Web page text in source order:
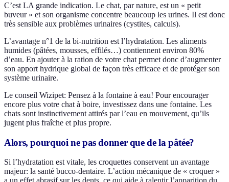
C’est LA grande indication. Le chat, par nature, est un « petit
buveur » et son organisme concentre beaucoup les urines. Il est donc
très sensible aux problèmes urinaires (cystites, calculs).
L’avantage n°1 de la bi-nutrition est l’hydratation. Les aliments
humides (pâtées, mousses, effilés…) contiennent environ 80%
d’eau. En ajouter à la ration de votre chat permet donc d’augmenter
son apport hydrique global de façon très efficace et de protéger son
système urinaire.
Le conseil Wizipet: Pensez à la fontaine à eau! Pour encourager
encore plus votre chat à boire, investissez dans une fontaine. Les
chats sont instinctivement attirés par l’eau en mouvement, qu’ils
jugent plus fraîche et plus propre.
Alors, pourquoi ne pas donner que de la pâtée?
Si l’hydratation est vitale, les croquettes conservent un avantage
majeur: la santé bucco-dentaire. L’action mécanique de « croquer »